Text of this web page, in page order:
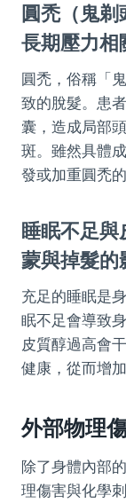
圓禿（鬼
長期壓力相
圓禿，俗稱「
致的脫髮。患
囊，造成局部
斑。雖然具體
發或加重圓禿的
睡眠不足
蒙與掉髮的
充足的睡眠是
眠不足會導致
皮質醇過高會
健康，從而增加
外部物理
除了身體內部
理傷害與化學